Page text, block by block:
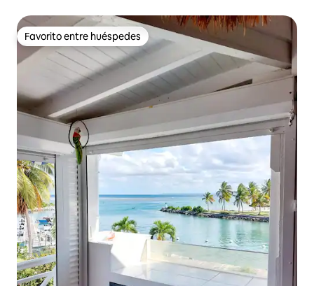
Favorito entre huéspedes
Favorito entre huéspedes